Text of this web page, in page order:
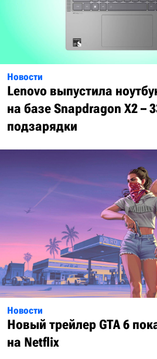
Новости
Lenovo выпустила
на базе Snapdragon X2 –
подзарядки
Новости
Новый трейлер GTA 6
на Netflix